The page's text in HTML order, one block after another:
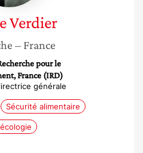
Verdier
– France
pour le
France (IRD)
générale
Sécurité alimentaire